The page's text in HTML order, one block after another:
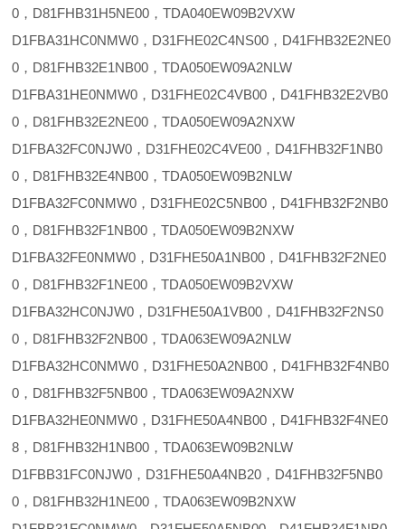
0，D81FHB31H5NE00，TDA040EW09B2VXW
D1FBA31HC0NMW0，D31FHE02C4NS00，D41FHB32E2NE0
0，D81FHB32E1NB00，TDA050EW09A2NLW
D1FBA31HE0NMW0，D31FHE02C4VB00，D41FHB32E2VB0
0，D81FHB32E2NE00，TDA050EW09A2NXW
D1FBA32FC0NJW0，D31FHE02C4VE00，D41FHB32F1NB0
0，D81FHB32E4NB00，TDA050EW09B2NLW
D1FBA32FC0NMW0，D31FHE02C5NB00，D41FHB32F2NB0
0，D81FHB32F1NB00，TDA050EW09B2NXW
D1FBA32FE0NMW0，D31FHE50A1NB00，D41FHB32F2NE0
0，D81FHB32F1NE00，TDA050EW09B2VXW
D1FBA32HC0NJW0，D31FHE50A1VB00，D41FHB32F2NS0
0，D81FHB32F2NB00，TDA063EW09A2NLW
D1FBA32HC0NMW0，D31FHE50A2NB00，D41FHB32F4NB0
0，D81FHB32F5NB00，TDA063EW09A2NXW
D1FBA32HE0NMW0，D31FHE50A4NB00，D41FHB32F4NE0
8，D81FHB32H1NB00，TDA063EW09B2NLW
D1FBB31FC0NJW0，D31FHE50A4NB20，D41FHB32F5NB0
0，D81FHB32H1NE00，TDA063EW09B2NXW